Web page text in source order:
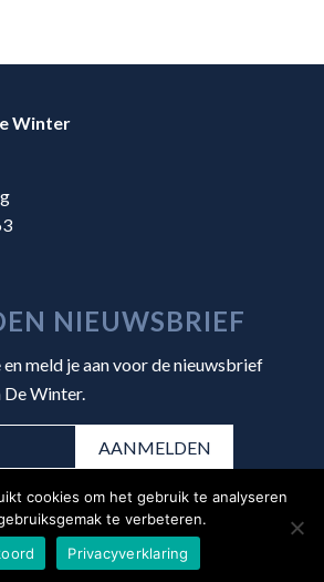
Winter
NIEUWSBRIEF
meld je aan voor de nieuwsbrief
De Winter.
en De Winter |Algemene voorwaarden
cookies om het gebruik te analyseren
te verbeteren.
Privacyverklaring